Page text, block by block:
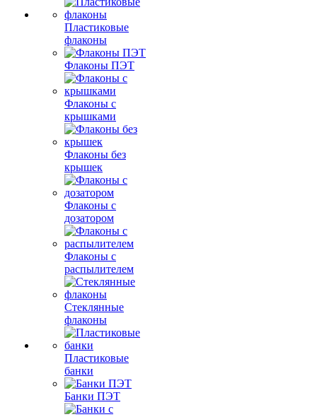
Пластиковые
флаконы
Флаконы ПЭТ
Флаконы с
крышками
Флаконы без
крышек
Флаконы с
дозатором
Флаконы с
распылителем
Стеклянные
флаконы
Пластиковые
банки
Банки ПЭТ